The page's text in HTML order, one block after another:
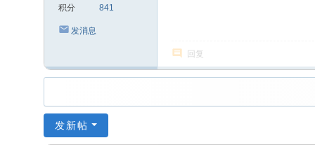
积分 841
发消息
回复
发新帖